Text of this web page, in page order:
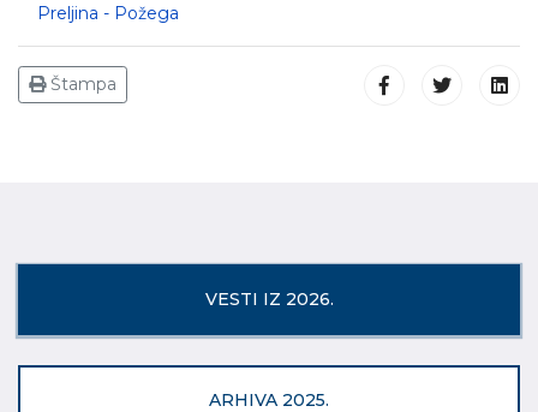
Preljina - Požega
Štampa
VESTI IZ 2026.
ARHIVA 2025.